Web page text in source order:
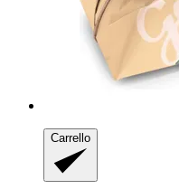
Carrello